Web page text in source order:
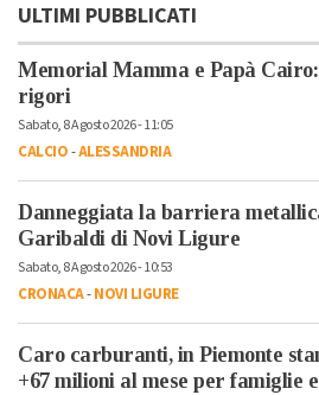
ULTIMI PUBBLICATI
Memorial Mamma e Papà
rigori
Sabato, 8 Agosto 2026 - 11:05
CALCIO-ALESSANDRIA
Danneggiata la barriera
Garibaldi di Novi Ligure
Sabato, 8 Agosto 2026 - 10:53
CRONACA-NOVI LIGURE
Caro carburanti, in Piemonte
+67 milioni al mese per famiglie